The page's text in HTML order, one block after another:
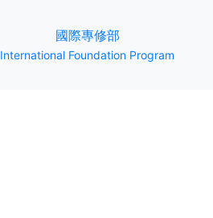
國際專修部(current)
International Foundation Program